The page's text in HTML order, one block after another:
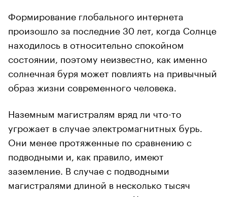
Формирование глобального интернета
произошло за последние 30 лет, когда Солнце
находилось в относительно спокойном
состоянии, поэтому неизвестно, как именно
солнечная буря может повлиять на привычный
образ жизни современного человека.
Наземным магистралям вряд ли что-то
угрожает в случае электромагнитных бурь.
Они менее протяженные по сравнению с
подводными и, как правило, имеют
заземление. В случае с подводными
магистралями длиной в несколько тысяч